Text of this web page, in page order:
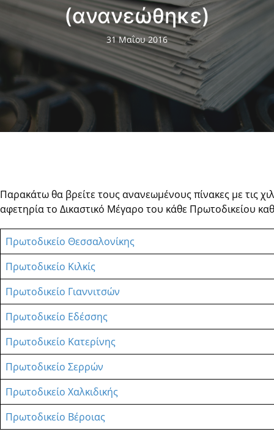
(ανανεώθηκε)
31 Μαΐου 2016
Παρακάτω θα βρείτε τους ανανεωμένους πίνακες με τις
αφετηρία το Δικαστικό Μέγαρο του κάθε Πρωτοδικείου
Πρωτοδικείο Θεσσαλονίκης
Πρωτοδικείο Κιλκίς
Πρωτοδικείο Γιαννιτσών
Πρωτοδικείο Εδέσσης
Πρωτοδικείο Κατερίνης
Πρωτοδικείο Σερρών
Πρωτοδικείο Χαλκιδικής
Πρωτοδικείο Βέροιας